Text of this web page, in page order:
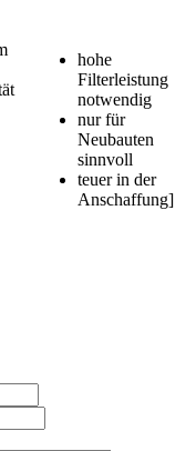
hohe
Filterleistung
notwendig
nur für
Neubauten
sinnvoll
teuer in der
Anschaffung]